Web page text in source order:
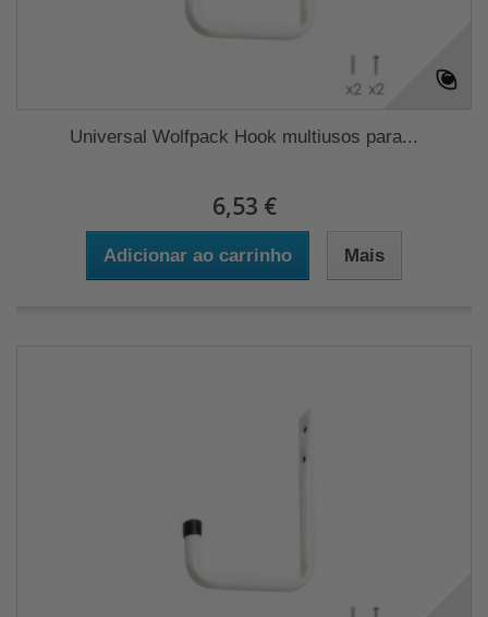
Universal Wolfpack Hook multiusos para...
6,53 €
Adicionar ao carrinho Mais